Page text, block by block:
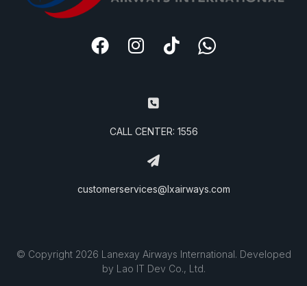
CALL CENTER: 1556
customerservices@lxairways.com
© Copyright 2026 Lanexay Airways International. Developed
by Lao IT Dev Co., Ltd.